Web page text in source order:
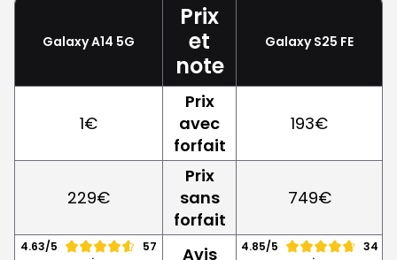
Galaxy A14 5G
Prix
et
note
Galaxy S25 FE
1€
Prix
avec
forfait
193€
229€
Prix
sans
forfait
749€
4.63/5
57
Avis 4.85/5
34